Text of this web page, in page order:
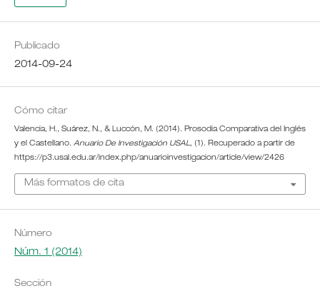
Publicado
2014-09-24
Cómo citar
Valencia, H., Suárez, N., & Luccón, M. (2014). Prosodia Comparativa del Inglés
y el Castellano. Anuario De Investigación USAL, (1). Recuperado a partir de
https://p3.usal.edu.ar/index.php/anuarioinvestigacion/article/view/2426
Más formatos de cita
Número
Núm. 1 (2014)
Sección